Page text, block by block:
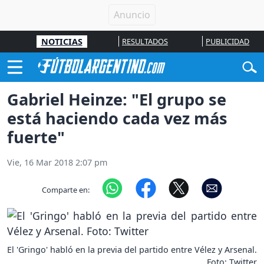
NOTICIAS RESULTADOS PUBLICIDAD
Gabriel Heinze: "El grupo se
está haciendo cada vez más
fuerte"
Vie, 16 Mar 2018 2:07 pm
Comparte en:
El 'Gringo' habló en la previa del partido entre Vélez y Arsenal.